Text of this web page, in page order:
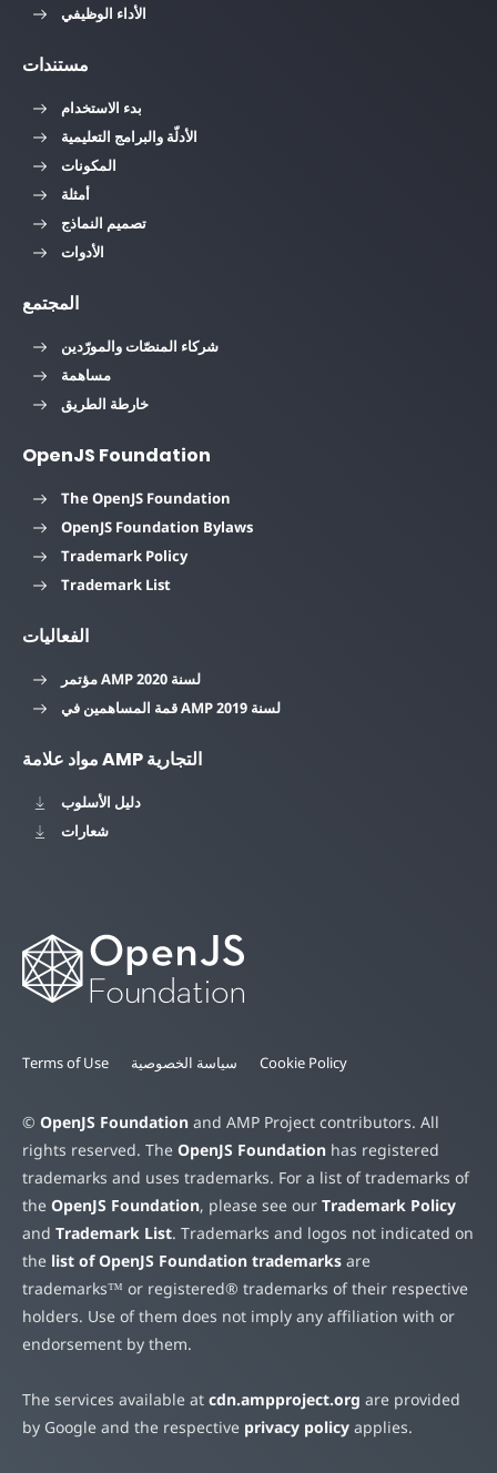
الأداء الوظيفي
مستندات
بدء الاستخدام
الأدلّة والبرامج التعليمية
المكونات
أمثلة
تصميم النماذج
الأدوات
المجتمع
شركاء المنصّات والمورّدين
مساهمة
خارطة الطريق
OpenJS Foundation
The OpenJS Foundation
OpenJS Foundation Bylaws
Trademark Policy
Trademark List
الفعاليات
مؤتمر AMP لسنة 2020
قمة المساهمين في AMP لسنة 2019
مواد علامة AMP التجارية
دليل الأسلوب
شعارات
Terms of Use سياسة الخصوصية Cookie Policy
© OpenJS Foundation and AMP Project contributors. All
rights reserved. The OpenJS Foundation has registered
trademarks and uses trademarks. For a list of trademarks of
the OpenJS Foundation, please see our Trademark Policy
and Trademark List. Trademarks and logos not indicated on
the list of OpenJS Foundation trademarks are
trademarks™ or registered® trademarks of their respective
holders. Use of them does not imply any affiliation with or
endorsement by them.
The services available at cdn.ampproject.org are provided
by Google and the respective privacy policy applies.